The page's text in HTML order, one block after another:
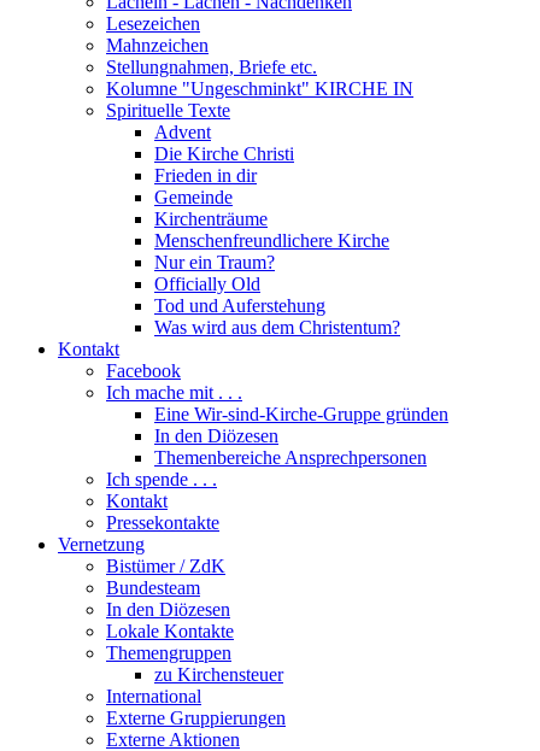
Lesezeichen
Mahnzeichen
Stellungnahmen, Briefe etc.
Kolumne "Ungeschminkt" KIRCHE IN
Spirituelle Texte
Advent
Die Kirche Christi
Frieden in dir
Gemeinde
Kirchenträume
Menschenfreundlichere Kirche
Nur ein Traum?
Officially Old
Tod und Auferstehung
Was wird aus dem Christentum?
Kontakt
Facebook
Ich mache mit . . .
Eine Wir-sind-Kirche-Gruppe gründen
In den Diözesen
Themenbereiche Ansprechpersonen
Ich spende . . .
Kontakt
Pressekontakte
Vernetzung
Bistümer / ZdK
Bundesteam
In den Diözesen
Lokale Kontakte
Themengruppen
zu Kirchensteuer
International
Externe Gruppierungen
Externe Aktionen